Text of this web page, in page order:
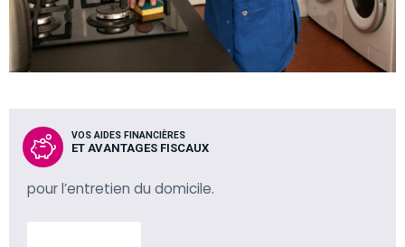
VOS AIDES FINANCIÈRES
ET AVANTAGES FISCAUX
pour l’entretien du domicile.